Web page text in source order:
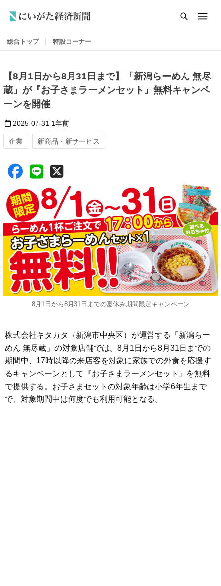
総合トップ 特設コーナー
【8月1日から8月31日まで】「新潟らーめん 無尽
蔵」が『お子さまラーメンセット』無料キャンペ
ーンを開催
2025-07-31 1年前
企業 新商品・新サービス
8月1日から8月31日までの夏休み期間限定キャンペーン
株式会社キタカタ（新潟市中央区）が運営する「新潟らー
めん 無尽蔵」の対象店舗では、8月1日から8月31日までの
期間中、17時以降の来店客を対象に家族での外食を応援す
るキャンペーンとして『お子さまラーメンセット』を無料
で提供する。お子さまセットの対象年齢は小学6年生まで
で、対象期間中は何度でも利用可能となる。